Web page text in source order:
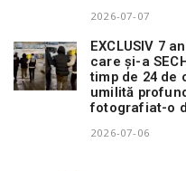
2026-07-07
EXCLUSIV 7
care și-a
timp de 24 de
umilită
fotografiat-o
2026-07-06